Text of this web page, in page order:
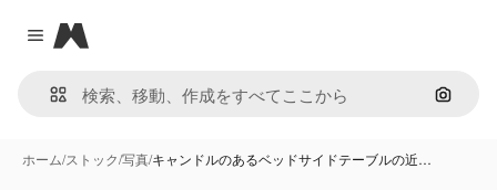
Close menu
Magnific
画像で
ホーム/ストック/写真/キャンドルのあるベッドサイドテーブルの近…